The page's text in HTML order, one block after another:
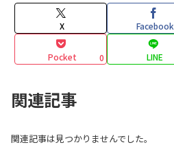
X Facebook
Pocket 0 LINE
関連記事
関連記事は見つかりませんでした。